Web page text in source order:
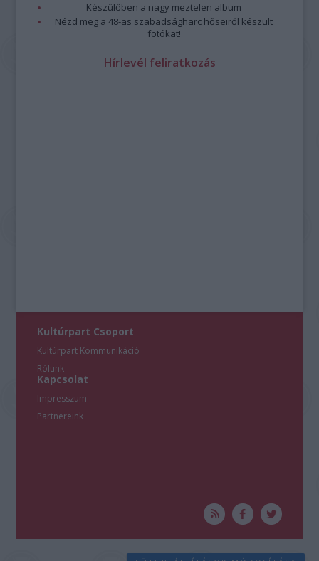
Készülőben a nagy meztelen album
Nézd meg a 48-as szabadságharc hőseiről készült
fotókat!
Hírlevél feliratkozás
Kultúrpart Csoport
Kultúrpart Kommunikáció
Rólunk
Kapcsolat
Impresszum
Partnereink